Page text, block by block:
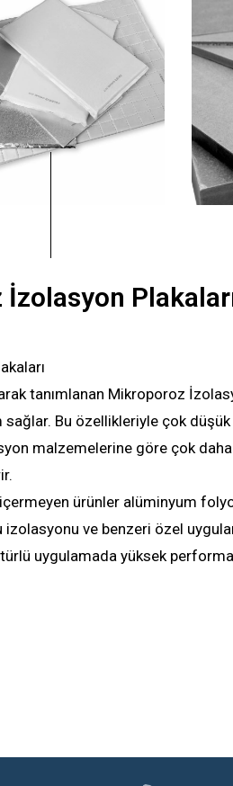
tanımlanan Mikroporoz
Bu özellikleriyle çok düşük
malzemelerine göre çok
içermeyen ürünler alüminyum
ve benzeri özel
uygulamada yüksek